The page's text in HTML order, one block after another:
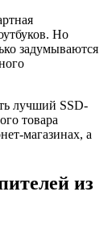
Но
задумываются
лучший SSD-
товара
магазинах, а
из